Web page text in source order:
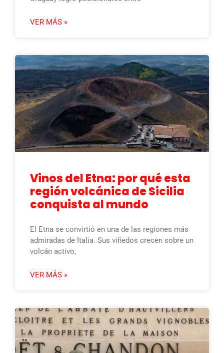
VER MÁS »
Vinos del Etna: por qué esta
región volcánica de Sicilia
conquista al mundo
El Etna se convirtió en una de las regiones más
admiradas de Italia. Sus viñedos crecen sobre un
volcán activo,
VER MÁS »